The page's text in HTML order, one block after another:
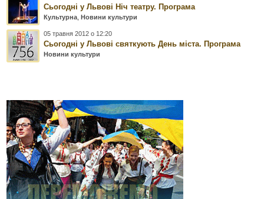
Сьогодні у Львові Ніч театру. Програма
Культурна ,Новини культури
05 травня 2012 о 12:20
Сьогодні у Львові святкують День міста. Програма
Новини культури